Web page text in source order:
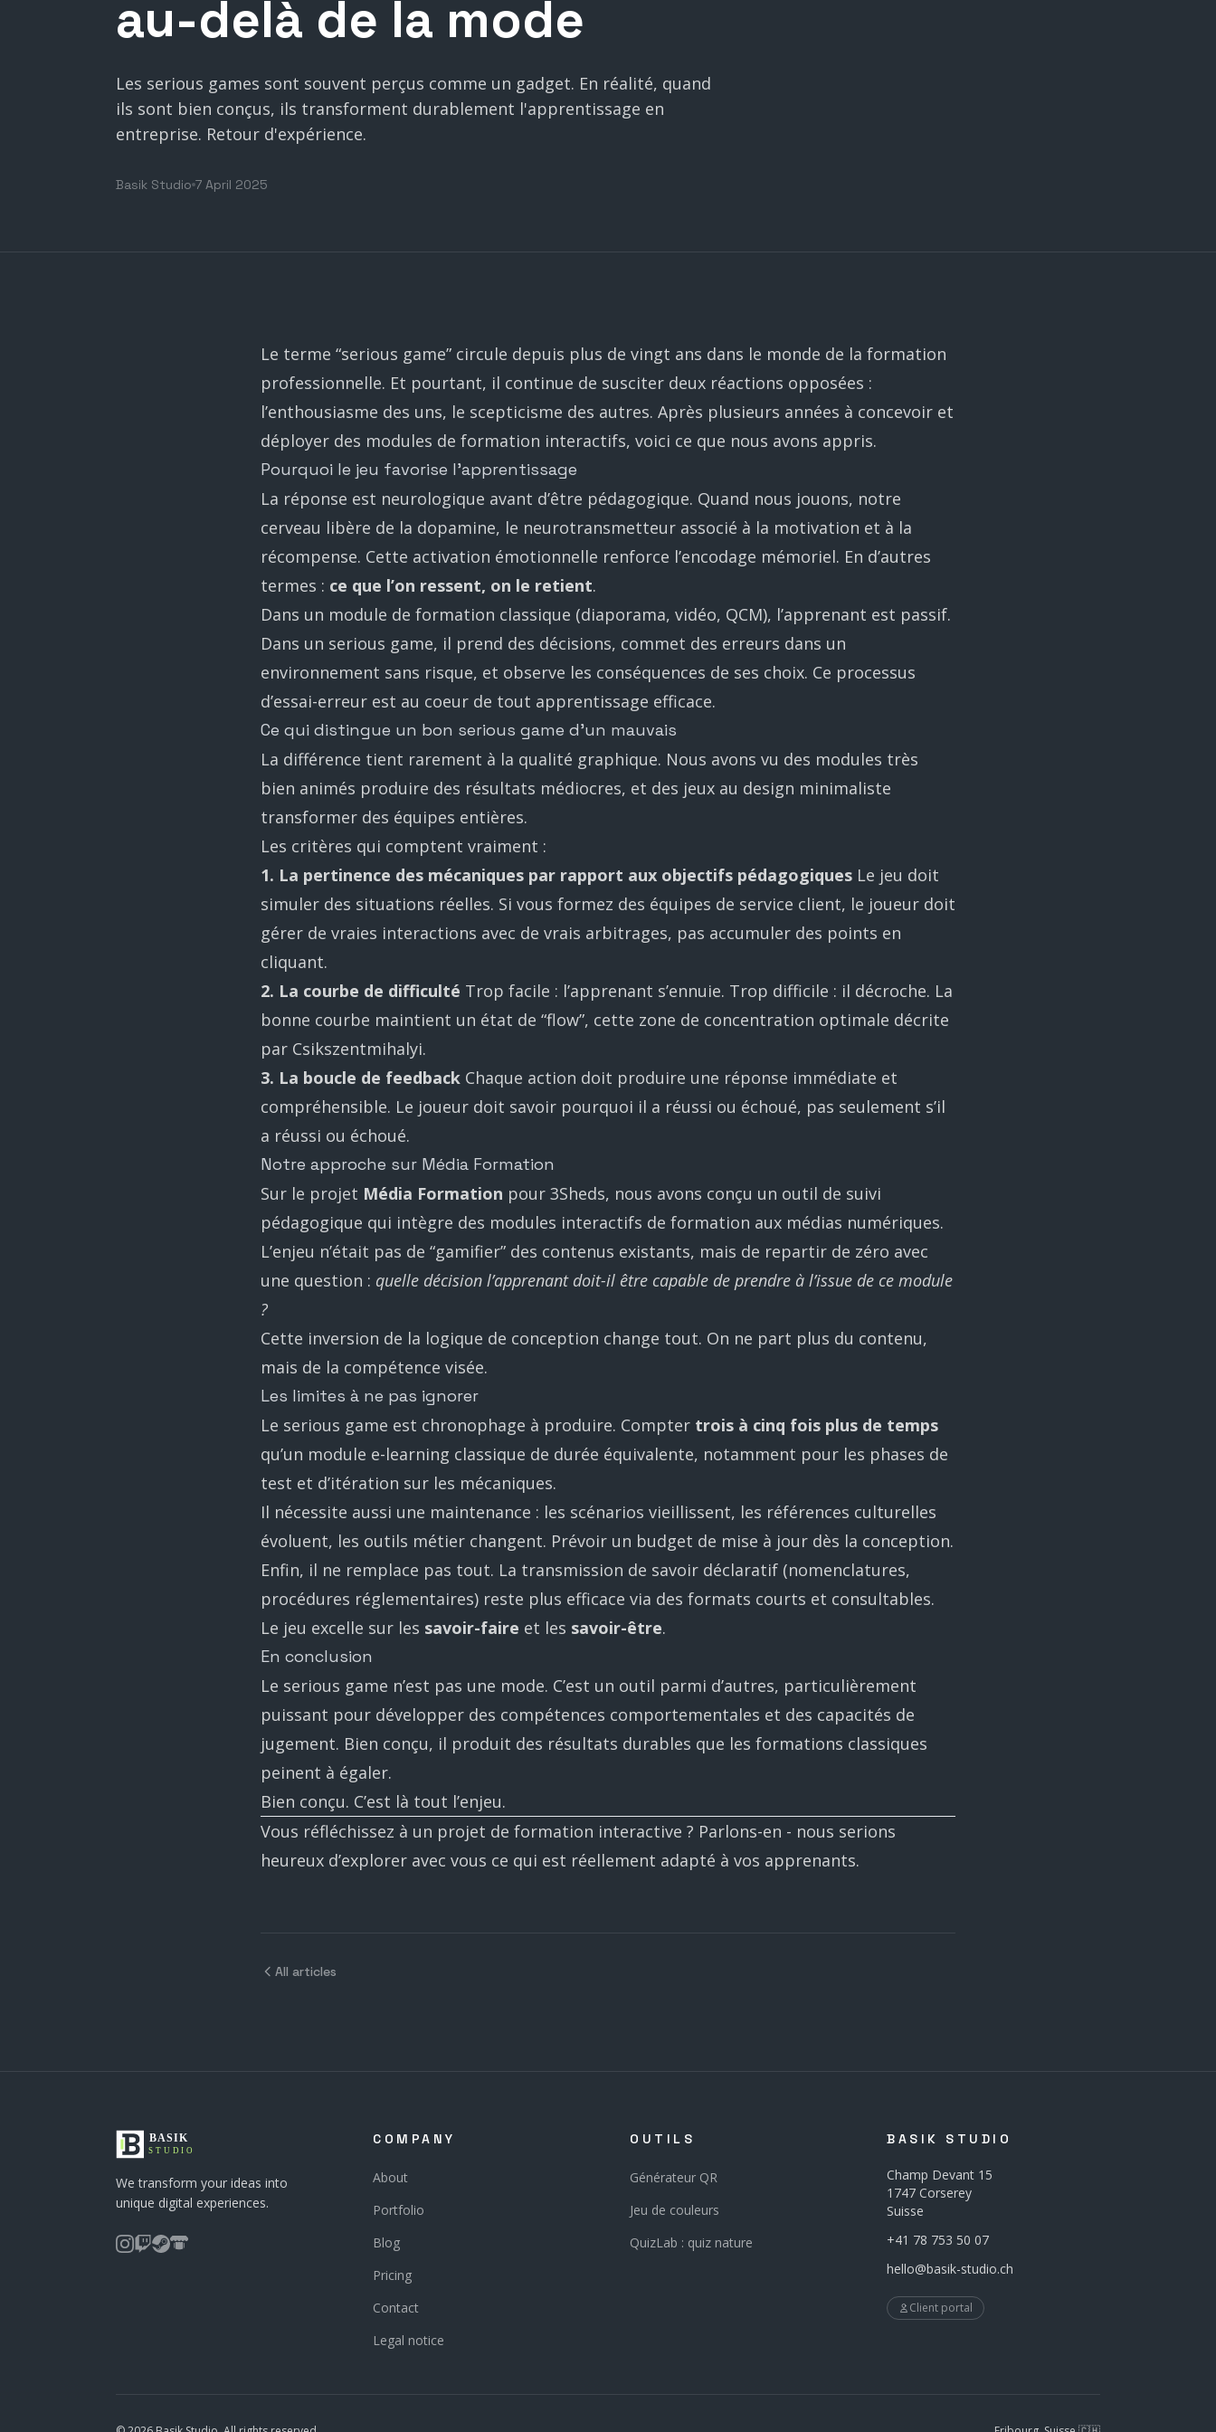
au-delà de la mode
Les serious games sont souvent perçus comme un gadget. En réalité, quand
ils sont bien conçus, ils transforment durablement l'apprentissage en
entreprise. Retour d'expérience.
Basik Studio 7 April 2025
Le terme “serious game” circule depuis plus de vingt ans dans le monde de la formation
professionnelle. Et pourtant, il continue de susciter deux réactions opposées :
l’enthousiasme des uns, le scepticisme des autres. Après plusieurs années à concevoir et
déployer des modules de formation interactifs, voici ce que nous avons appris.
Pourquoi le jeu favorise l’apprentissage
La réponse est neurologique avant d’être pédagogique. Quand nous jouons, notre
cerveau libère de la dopamine, le neurotransmetteur associé à la motivation et à la
récompense. Cette activation émotionnelle renforce l’encodage mémoriel. En d’autres
termes : ce que l’on ressent, on le retient.
Dans un module de formation classique (diaporama, vidéo, QCM), l’apprenant est passif.
Dans un serious game, il prend des décisions, commet des erreurs dans un
environnement sans risque, et observe les conséquences de ses choix. Ce processus
d’essai-erreur est au coeur de tout apprentissage efficace.
Ce qui distingue un bon serious game d’un mauvais
La différence tient rarement à la qualité graphique. Nous avons vu des modules très
bien animés produire des résultats médiocres, et des jeux au design minimaliste
transformer des équipes entières.
Les critères qui comptent vraiment :
1. La pertinence des mécaniques par rapport aux objectifs pédagogiques Le jeu doit
simuler des situations réelles. Si vous formez des équipes de service client, le joueur doit
gérer de vraies interactions avec de vrais arbitrages, pas accumuler des points en
cliquant.
2. La courbe de difficulté Trop facile : l’apprenant s’ennuie. Trop difficile : il décroche. La
bonne courbe maintient un état de “flow”, cette zone de concentration optimale décrite
par Csikszentmihalyi.
3. La boucle de feedback Chaque action doit produire une réponse immédiate et
compréhensible. Le joueur doit savoir pourquoi il a réussi ou échoué, pas seulement s’il
a réussi ou échoué.
Notre approche sur Média Formation
Sur le projet Média Formation pour 3Sheds, nous avons conçu un outil de suivi
pédagogique qui intègre des modules interactifs de formation aux médias numériques.
L’enjeu n’était pas de “gamifier” des contenus existants, mais de repartir de zéro avec
une question : quelle décision l’apprenant doit-il être capable de prendre à l’issue de ce module
?
Cette inversion de la logique de conception change tout. On ne part plus du contenu,
mais de la compétence visée.
Les limites à ne pas ignorer
Le serious game est chronophage à produire. Compter trois à cinq fois plus de temps
qu’un module e-learning classique de durée équivalente, notamment pour les phases de
test et d’itération sur les mécaniques.
Il nécessite aussi une maintenance : les scénarios vieillissent, les références culturelles
évoluent, les outils métier changent. Prévoir un budget de mise à jour dès la conception.
Enfin, il ne remplace pas tout. La transmission de savoir déclaratif (nomenclatures,
procédures réglementaires) reste plus efficace via des formats courts et consultables.
Le jeu excelle sur les savoir-faire et les savoir-être.
En conclusion
Le serious game n’est pas une mode. C’est un outil parmi d’autres, particulièrement
puissant pour développer des compétences comportementales et des capacités de
jugement. Bien conçu, il produit des résultats durables que les formations classiques
peinent à égaler.
Bien conçu. C’est là tout l’enjeu.
Vous réfléchissez à un projet de formation interactive ? Parlons-en - nous serions
heureux d’explorer avec vous ce qui est réellement adapté à vos apprenants.
All articles
We transform your ideas into
unique digital experiences.
COMPANY
About
Portfolio
Blog
Pricing
Contact
Legal notice
OUTILS
Générateur QR
Jeu de couleurs
QuizLab : quiz nature
BASIK STUDIO
Champ Devant 15
1747 Corserey
Suisse
+41 78 753 50 07
hello@basik-studio.ch
Client portal